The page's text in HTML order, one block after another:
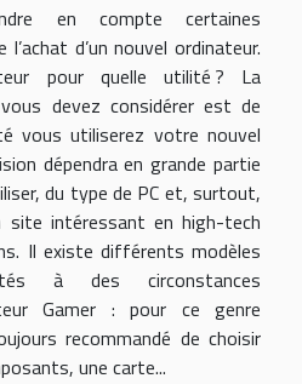
en compte certaines
d’un nouvel ordinateur.
pour quelle utilité ? La
devez considérer est de
vous utiliserez votre nouvel
dépendra en grande partie
du type de PC et, surtout,
site intéressant en high-tech
Il existe différents modèles
à des circonstances
Gamer : pour ce genre
recommandé de choisir
une carte...